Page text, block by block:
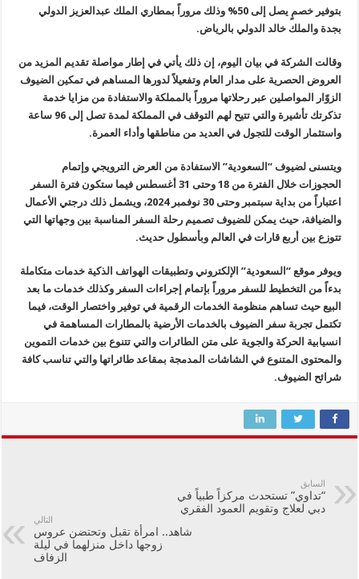
بتوفير خصمٍ يصل إلى 50% وذلك مروراً بمطاري الملك عبدالعزيز الدولي
بجدة والملك خالد الدولي بالرياض.
وقالت الشركة في بيان اليوم، إن ذلك يأتي في إطار مواصلة تقديم المزيد من
العروض الحصرية على مدار العام وتفعيلاً لدورها المساهم في تمكين الضيوف
الزوّار المواصلين عبر رحلاتها مروراً بالمملكة والاستفادة من مزايا خدمة
تذكرتك تأشيرة والتي تتيح لهم التوقف في المملكة لمدة تصل إلى 96 ساعة
واستثمار الوقت للتجول في العديد من مناطقها وأداء العمرة.
ويتسنى لضيوف “السعودية” الاستفادة من العرض الترويجي وإتمام
الحجوزات خلال الفترة من 18 وحتى 31 أغسطس فيما ستكون فترة السفر
اعتباراً من بداية سبتمبر وحتى 30 نوفمبر 2024، ويشمل ذلك درجتي الأعمال
والضيافة، حيث يمكن للضيوف تصميم رحلة السفر المناسبة بين وجهاتها التي
تتوزع بين أربع قارات في العالم وبأسطول حديث.
ويوفر موقع “السعودية” الإلكتروني وتطبيقات الهواتف الذكية خدمات متكاملة
بدءاً من التخطيط للسفر مروراً بإتمام إجراءات السفر وكذلك خدمات ما بعد
البيع حيث تساهم منظومة الخدمات الرقمية في توفير واختصار الوقت، فيما
تكتمل تجربة سفر الضيوف بالخدمات الأرضية بالمطارات المساهمة في
انسيابية الحركة والجوية على متن الطائرات والتي تتنوع بين خدمات التموين
والمحتوى المتنوع في الشاشات المدمجة بمقاعد طائراتها والتي تناسب كافة
شرائح الضيوف.
السابق
“تداوي” تستحدث مركزاً طبياً في
دبي لعلاج وتقويم العمود الفقري
التالي
شاهد.. امرأة تقبل وتحتضن عروس
زوجها داخل منزلهما في ليلة
الزفاف